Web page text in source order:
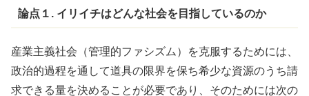
論点１. イリイチはどんな社会を目指しているのか
産業主義社会（管理的ファシズム）を克服するためには、
政治的過程を通して道具の限界を保ち希少な資源のうち請
求できる量を決めることが必要であり、そのためには次の